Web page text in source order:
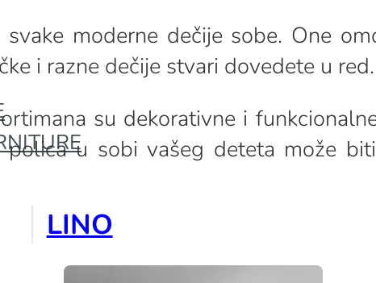
moderne dečije sobe. One
i razne dečije stvari dovedete u red.
su dekorativne i
polica u sobi vašeg deteta može
LINO